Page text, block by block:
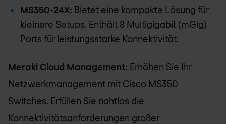
MS350-24X: Bietet eine kompakte Lösung für
kleinere Setups. Enthält 8 Multigigabit (mGig)
Ports für leistungsstarke Konnektivität.
Meraki Cloud Management: Erhöhen Sie Ihr
Netzwerkmanagement mit Cisco MS350
Switches. Erfüllen Sie nahtlos die
Konnektivitätsanforderungen großer